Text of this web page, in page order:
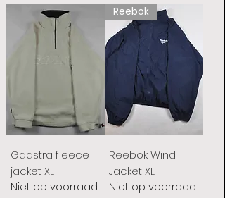
Gaastra fleece
jacket XL
Niet op voorraad
Reebok
Reebok Wind
Jacket XL
Niet op voorraad